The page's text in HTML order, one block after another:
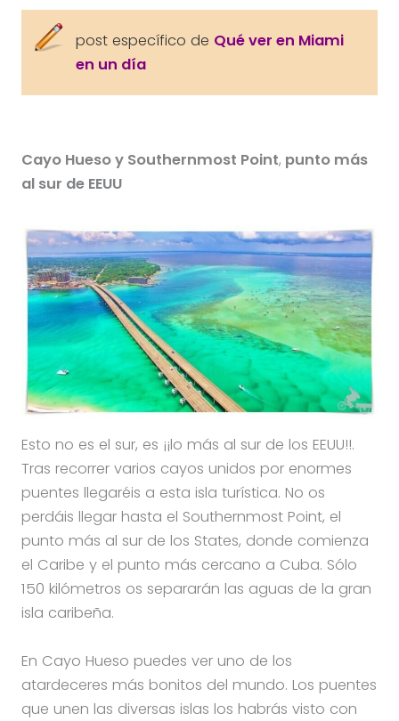
post específico de Qué ver en Miami
en un día
Cayo Hueso y Southernmost Point, punto más
al sur de EEUU
Esto no es el sur, es ¡¡lo más al sur de los EEUU!!.
Tras recorrer varios cayos unidos por enormes
puentes llegaréis a esta isla turística. No os
perdáis llegar hasta el Southernmost Point, el
punto más al sur de los States, donde comienza
el Caribe y el punto más cercano a Cuba. Sólo
150 kilómetros os separarán las aguas de la gran
isla caribeña.
En Cayo Hueso puedes ver uno de los
atardeceres más bonitos del mundo. Los puentes
que unen las diversas islas los habrás visto con